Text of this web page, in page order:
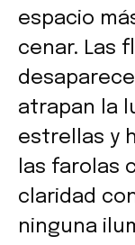
espacio
cenar. Las
atrapan la
estrellas y
las farolas
claridad
ninguna